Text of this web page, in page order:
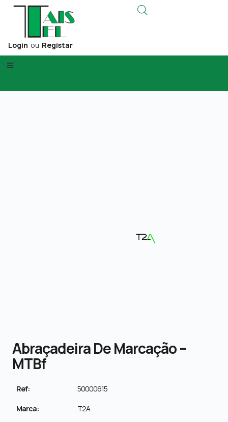
Login ou Registar
Abraçadeira De Marcação –
MTBf
Ref: 50000615
Marca: T2A